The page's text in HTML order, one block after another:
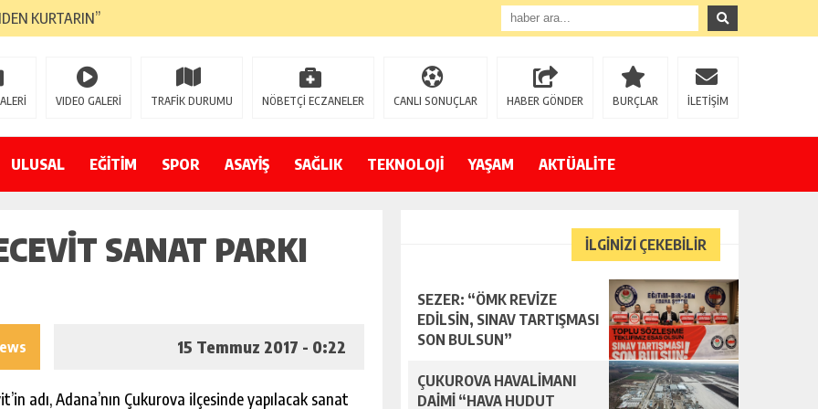
KURTARIN”
YENİ GÖZDESİ OLACAK”
KAMUOYUNA AÇIKLAYIN”
VIDEO GALERİ TRAFİK DURUMU NÖBETÇİ ECZANELER CANLI SONUÇLAR HABER GÖNDER BURÇLAR İLETİŞİM
ULUSAL EĞİTİM SPOR ASAYİŞ SAĞLIK TEKNOLOJİ YAŞAM AKTÜALİTE
SANAT PARKI
15 Temmuz 2017 - 0:22
adı, Adana’nın Çukurova ilçesinde yapılacak sanat
İLGİNİZİ ÇEKEBİLİR
SEZER: “ÖMK REVİZE
EDİLSİN, SINAV TARTIŞMASI
SON BULSUN”
ÇUKUROVA HAVALİMANI
DAİMİ “HAVA HUDUT